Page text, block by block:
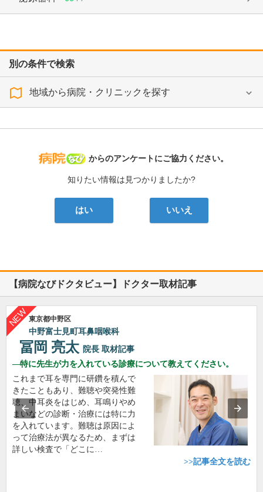
別の条件で検索
地域から病院・クリニックを探す
病院なび
からのアンケートにご協力ください。
知りたい情報は見つかりましたか?
はい いいえ
【病院なびドクタビュー】ドクター取材記事
東京都中野区
中野富士見町耳鼻咽喉科
冨岡 亮太 院長 取材記事
特に先生が力を入れている診療について教えてください。
これまで耳を専門に研鑽を積んで
きたこともあり、難聴や突発性難
聴、中耳炎をはじめ、耳鳴りやめ
まいなどの診断・治療には特に力
を入れています。難聴は原因によ
って治療法が異なるため、まずは
詳しい検査で「どこに…
>>記事全文を読む